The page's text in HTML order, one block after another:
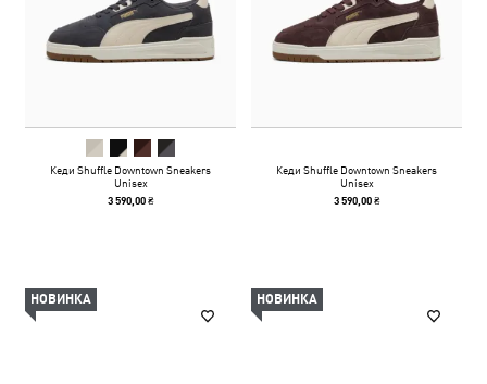
Кеди Shuffle Downtown Sneakers
Unisex
3 590,00 ₴
Кеди Shuffle Downtown Sneakers
Unisex
3 590,00 ₴
НОВИНКА НОВИНКА